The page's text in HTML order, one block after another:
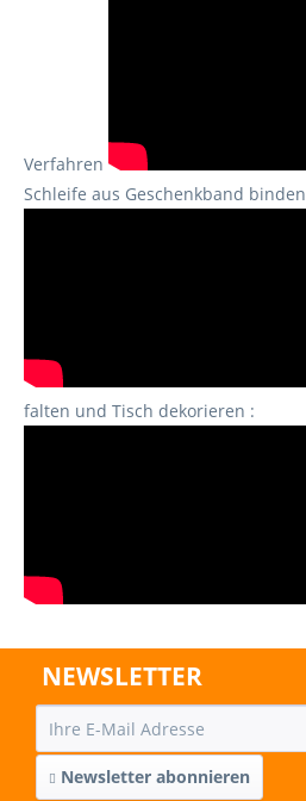
Verfahren
Schleife aus Geschenkband binden
falten und Tisch dekorieren :
NEWSLETTER
Newsletter abonnieren